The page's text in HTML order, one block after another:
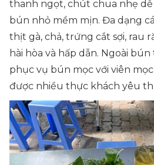
thanh ngọt, chút chua nhẹ dễ
bún nhỏ mềm mịn. Đa dạng
thịt gà, chả, trứng cắt sợi, rau
hài hòa và hấp dẫn. Ngoài
phục vụ bún mọc với viên
được nhiều thực khách yêu